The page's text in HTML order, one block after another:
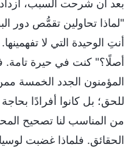
بعد أن شرحت السبب،
"لماذا تحاولين تقمُّص دور
أنتِ الوحيدة التي لا
أصلًا؟" كنت في حيرة تامة.
المؤمنون الجدد الخمسة
للحق؛ بل كانوا أفرادًا
من المناسب لنا تصحيح
الحقائق. فلماذا غضبت